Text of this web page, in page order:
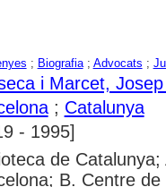
; Biografia; Advocats ;
i Marcet,
; Catalunya
- 1995]
de
B. Centre